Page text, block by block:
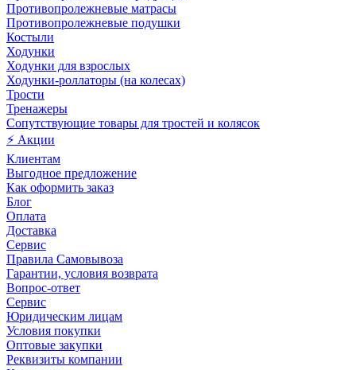
Противопролежневые матрасы
Противопролежневые подушки
Костыли
Ходунки
Ходунки для взрослых
Ходунки-роллаторы (на колесах)
Трости
Тренажеры
Сопутствующие товары для тростей и колясок
⚡ Акции
Клиентам
Выгодное предложение
Как оформить заказ
Блог
Оплата
Доставка
Сервис
Правила Самовывоза
Гарантии, условия возврата
Вопрос-ответ
Сервис
Юридическим лицам
Условия покупки
Оптовые закупки
Реквизиты компании